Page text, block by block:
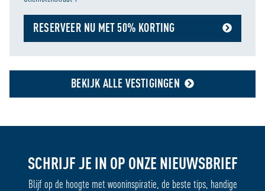
RESERVEER NU MET 50% KORTING
BEKIJK ALLE VESTIGINGEN
SCHRIJF JE IN OP ONZE NIEUWSBRIEF
Blijf op de hoogte met wooninspiratie, de beste tips, handige